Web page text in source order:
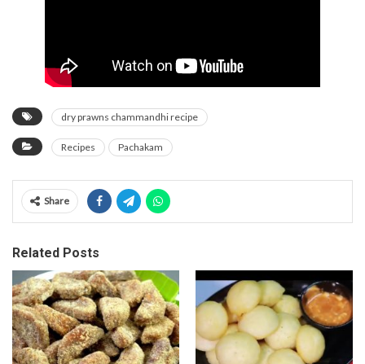
dry prawns chammandhi recipe
Recipes Pachakam
Share
Related Posts